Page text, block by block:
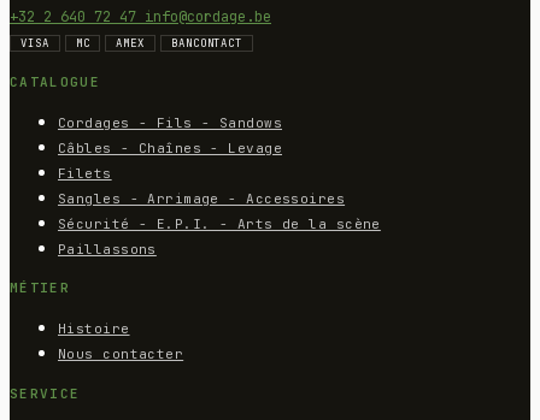
+32 2 640 72 47 info@cordage.be
VISA MC AMEX BANCONTACT
CATALOGUE
Cordages - Fils - Sandows
Câbles - Chaînes - Levage
Filets
Sangles - Arrimage - Accessoires
Sécurité - E.P.I. - Arts de la scène
Paillassons
MÉTIER
Histoire
Nous contacter
SERVICE